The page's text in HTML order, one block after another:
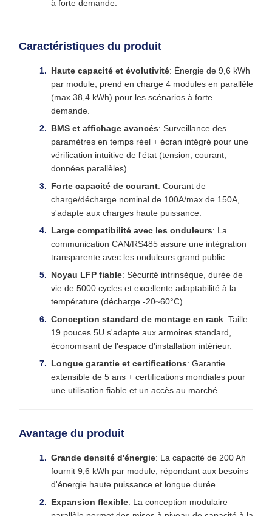
à forte demande.
Caractéristiques du produit
Haute capacité et évolutivité: Énergie de 9,6 kWh
par module, prend en charge 4 modules en parallèle
(max 38,4 kWh) pour les scénarios à forte
demande.
BMS et affichage avancés: Surveillance des
paramètres en temps réel + écran intégré pour une
vérification intuitive de l'état (tension, courant,
données parallèles).
Forte capacité de courant: Courant de
charge/décharge nominal de 100A/max de 150A,
s'adapte aux charges haute puissance.
Large compatibilité avec les onduleurs: La
communication CAN/RS485 assure une intégration
transparente avec les onduleurs grand public.
Noyau LFP fiable: Sécurité intrinsèque, durée de
vie de 5000 cycles et excellente adaptabilité à la
température (décharge -20~60°C).
Conception standard de montage en rack: Taille
19 pouces 5U s'adapte aux armoires standard,
économisant de l'espace d'installation intérieur.
Longue garantie et certifications: Garantie
extensible de 5 ans + certifications mondiales pour
une utilisation fiable et un accès au marché.
Avantage du produit
Grande densité d'énergie: La capacité de 200 Ah
fournit 9,6 kWh par module, répondant aux besoins
d'énergie haute puissance et longue durée.
Expansion flexible: La conception modulaire